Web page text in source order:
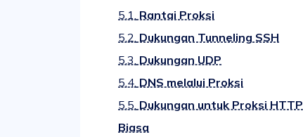
5.1. Rantai Proksi
5.2. Dukungan Tunneling SSH
5.3. Dukungan UDP
5.4. DNS melalui Proksi
5.5. Dukungan untuk Proksi HTTP
Biasa